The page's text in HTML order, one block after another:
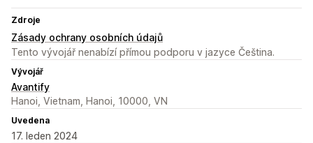
Zdroje
Zásady ochrany osobních údajů
Tento vývojář nenabízí přímou podporu v jazyce Čeština.
Vývojář
Avantify
Hanoi, Vietnam, Hanoi, 10000, VN
Uvedena
17. leden 2024